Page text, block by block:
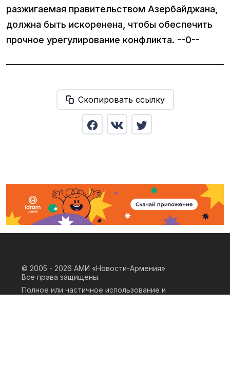
разжигаемая правительством Азербайджана,
должна быть искоренена, чтобы обеспечить
прочное урегулирование конфликта. --0--
Скопировать ссылку
© 2005 - 2026 АМИ «Новости-Армения».
Все права защищены.
Полное или частичное использование и